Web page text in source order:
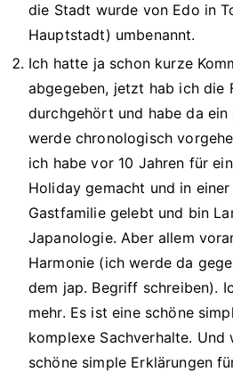
die Stadt wurde von Edo in
Hauptstadt) umbenannt.
Ich hatte ja schon kurze
abgegeben, jetzt hab ich die
durchgehört und habe da ein
werde chronologisch
ich habe vor 10 Jahren für
Holiday gemacht und in
Gastfamilie gelebt und bin
Japanologie. Aber allem
Harmonie (ich werde da
dem jap. Begriff schreiben).
mehr. Es ist eine schöne
komplexe Sachverhalte. Und
schöne simple Erklärungen